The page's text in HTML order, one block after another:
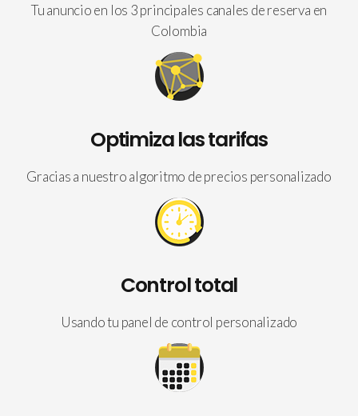
Tu anuncio en los 3 principales canales de reserva en
Colombia
Optimiza las tarifas
Gracias a nuestro algoritmo de precios personalizado
Control total
Usando tu panel de control personalizado